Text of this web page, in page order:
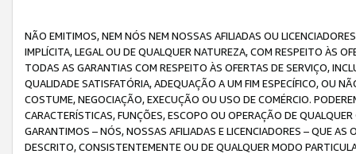
NÃO EMITIMOS, NEM NÓS NEM NOSSAS AFILIADAS OU
IMPLÍCITA, LEGAL OU DE QUALQUER NATUREZA, COM RESPEITO ÀS
TODAS AS GARANTIAS COM RESPEITO ÀS OFERTAS DE SERVIÇO,
QUALIDADE SATISFATÓRIA, ADEQUAÇÃO A UM FIM ESPECÍFICO, OU
COSTUME, NEGOCIAÇÃO, EXECUÇÃO OU USO DE COMÉRCIO.
CARACTERÍSTICAS, FUNÇÕES, ESCOPO OU OPERAÇÃO DE
GARANTIMOS – NÓS, NOSSAS AFILIADAS E LICENCIADORES – QUE
DESCRITO, CONSISTENTEMENTE OU DE QUALQUER MODO